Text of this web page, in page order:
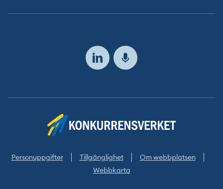
Följ
oss
Personuppgifter Tillgänglighet
Om webbplatsen
Webbkarta